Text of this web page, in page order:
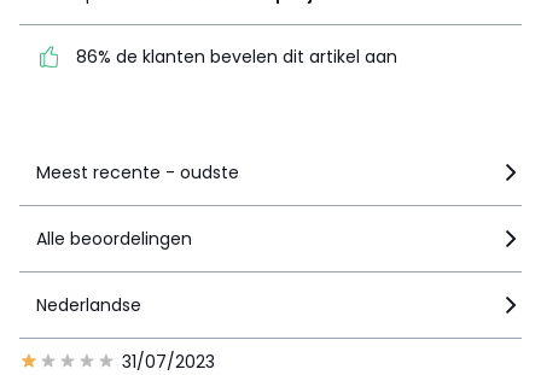
dit artikel aan
86% de klanten bevelen dit artikel aan
Meest recente - oudste
Alle beoordelingen
Nederlandse
31/07/2023